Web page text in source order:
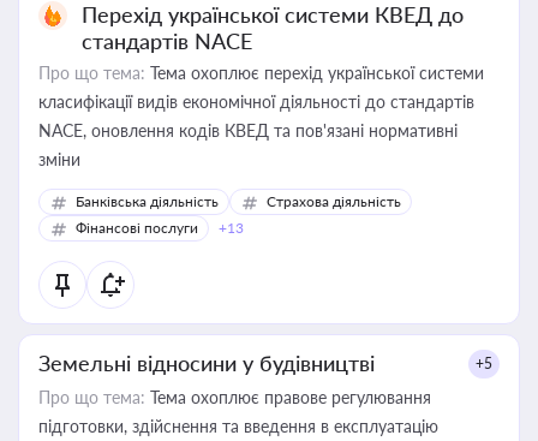
Перехід української системи КВЕД до
стандартів NACE
Про що тема: Тема охоплює перехід української системи
класифікації видів економічної діяльності до стандартів
NACE, оновлення кодів КВЕД та пов'язані нормативні
зміни
Банківська діяльність
Страхова діяльність
Фінансові послуги
+13
Земельні відносини у будівництві +5
Про що тема: Тема охоплює правове регулювання
підготовки, здійснення та введення в експлуатацію